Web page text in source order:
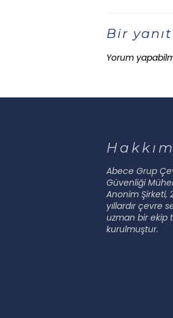
Bir yanıt
Yorum
Abece Grup
Güvenliği
Anonim Şirketi,
yıllardır çevre
uzman bir ekip
kurulmuştur.